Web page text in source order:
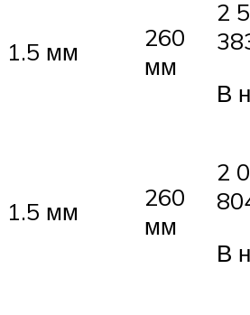
1.5 мм
260
мм
2
В
1.5 мм
260
мм
2
В